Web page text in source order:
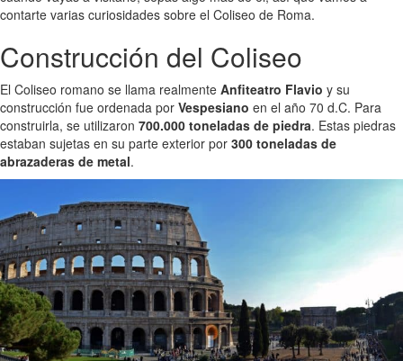
contarte varias curiosidades sobre el Coliseo de Roma.
Construcción del Coliseo
El Coliseo romano se llama realmente Anfiteatro Flavio y su
construcción fue ordenada por Vespesiano en el año 70 d.C. Para
construirla, se utilizaron 700.000 toneladas de piedra. Estas piedras
estaban sujetas en su parte exterior por 300 toneladas de
abrazaderas de metal.